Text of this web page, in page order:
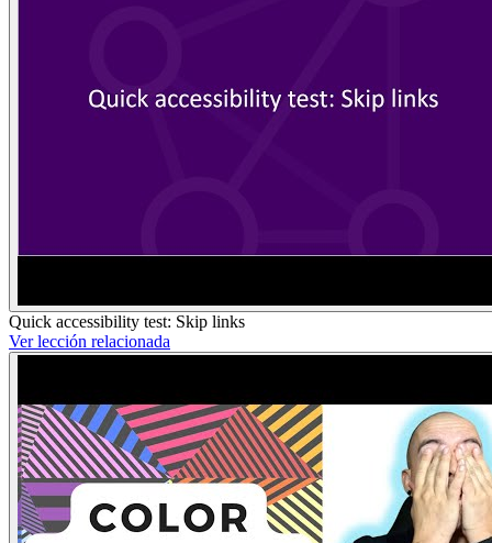
Quick accessibility test: Skip links
Ver lección relacionada